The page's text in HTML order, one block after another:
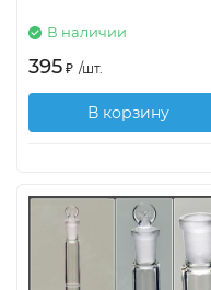
В наличии
395 ₽ /шт.
В корзину